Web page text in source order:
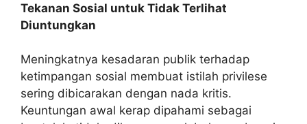
Tekanan Sosial untuk Tidak Terlihat
Diuntungkan
Meningkatnya kesadaran publik terhadap
ketimpangan sosial membuat istilah privilese
sering dibicarakan dengan nada kritis.
Keuntungan awal kerap dipahami sebagai